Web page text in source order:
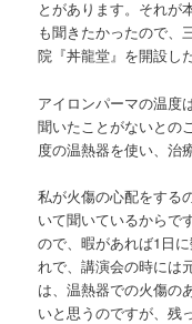
とがあります。それが
も聞きたかったので、
院『丼龍堂』を開設し
アイロンパーマの温度
聞いたことがないとの
度の温熱器を使い、治
私が火傷の心配をする
いて聞いているからで
ので、暇があれば1日
れで、講演会の時には
は、温熱器での火傷の
いと思うのですが、残